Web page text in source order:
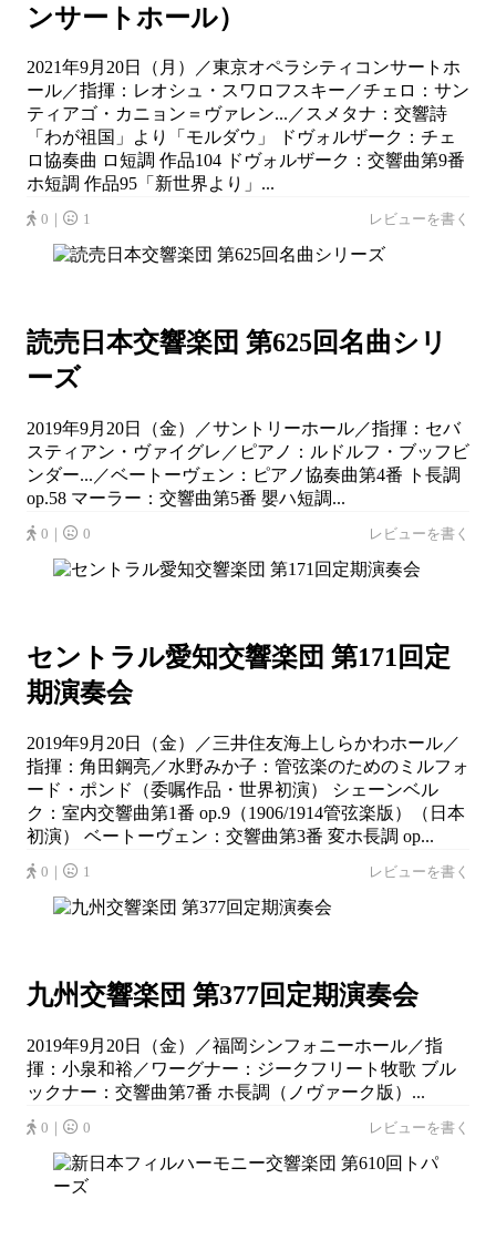
ンサートホール）
2021年9月20日（月）／東京オペラシティコンサートホ
ール／指揮：レオシュ・スワロフスキー／チェロ：サン
ティアゴ・カニョン＝ヴァレン...／スメタナ：交響詩
「わが祖国」より「モルダウ」 ドヴォルザーク：チェ
ロ協奏曲 ロ短調 作品104 ドヴォルザーク：交響曲第9番
ホ短調 作品95「新世界より」...
0｜ 1 レビューを書く
読売日本交響楽団 第625回名曲シリ
ーズ
2019年9月20日（金）／サントリーホール／指揮：セバ
スティアン・ヴァイグレ／ピアノ：ルドルフ・ブッフビ
ンダー...／ベートーヴェン：ピアノ協奏曲第4番 ト長調
op.58 マーラー：交響曲第5番 嬰ハ短調...
0｜ 0 レビューを書く
セントラル愛知交響楽団 第171回定
期演奏会
2019年9月20日（金）／三井住友海上しらかわホール／
指揮：角田鋼亮／水野みか子：管弦楽のためのミルフォ
ード・ポンド（委嘱作品・世界初演） シェーンベル
ク：室内交響曲第1番 op.9（1906/1914管弦楽版）（日本
初演） ベートーヴェン：交響曲第3番 変ホ長調 op...
0｜ 1 レビューを書く
九州交響楽団 第377回定期演奏会
2019年9月20日（金）／福岡シンフォニーホール／指
揮：小泉和裕／ワーグナー：ジークフリート牧歌 ブル
ックナー：交響曲第7番 ホ長調（ノヴァーク版）...
0｜ 0 レビューを書く